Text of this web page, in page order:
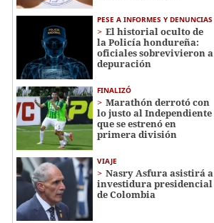
PESE A INFORMES Y DENUNCIAS
El historial oculto de
la Policía hondureña:
oficiales sobrevivieron a
depuración
FINALIZÓ
Marathón derrotó con
lo justo al Independiente
que se estrenó en
primera división
VIAJE
Nasry Asfura asistirá a
investidura presidencial
de Colombia